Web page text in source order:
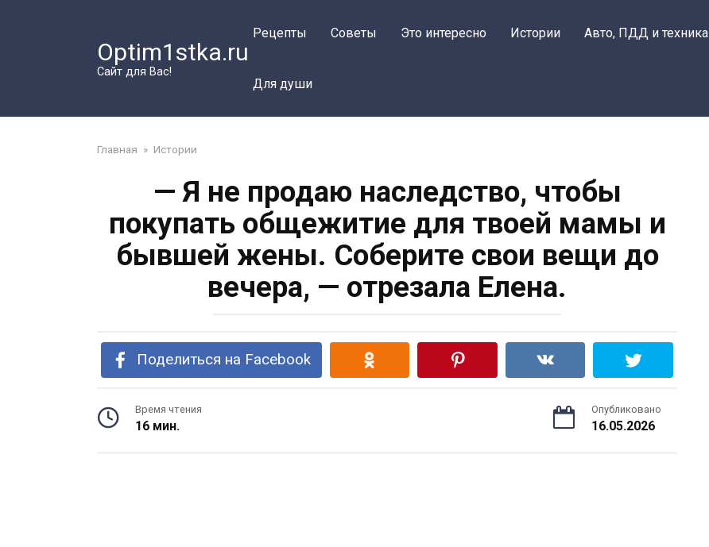
Optim1stka.ru
Сайт для Вас!
Рецепты Советы Это интересно Истории Авто, ПДД и техника
Для души
Главная » Истории
— Я не продаю наследство, чтобы
покупать общежитие для твоей мамы и
бывшей жены. Соберите свои вещи до
вечера, — отрезала Елена.
Поделиться на Facebook
Время чтения
16 мин.
Опубликовано
16.05.2026